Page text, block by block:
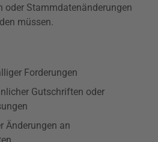
oder Stammdatenänderungen
müssen.
Forderungen
Gutschriften oder
Änderungen an